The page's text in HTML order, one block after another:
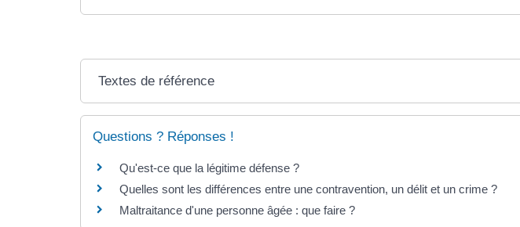
Textes de référence
Questions ? Réponses !
Qu'est-ce que la légitime défense ?
Quelles sont les différences entre une contravention, un délit et un crime ?
Maltraitance d'une personne âgée : que faire ?